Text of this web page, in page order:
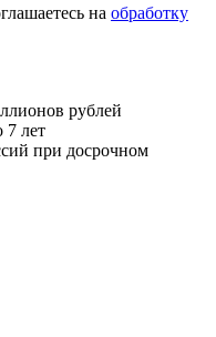
на обработку
рублей
7 лет
при досрочном